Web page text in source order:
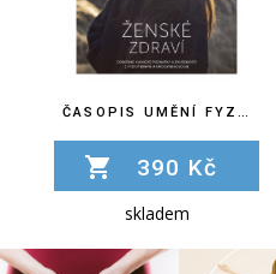
ČASOPIS UMĚNÍ FYZIOTERAPIE Č. 20
390 Kč
skladem